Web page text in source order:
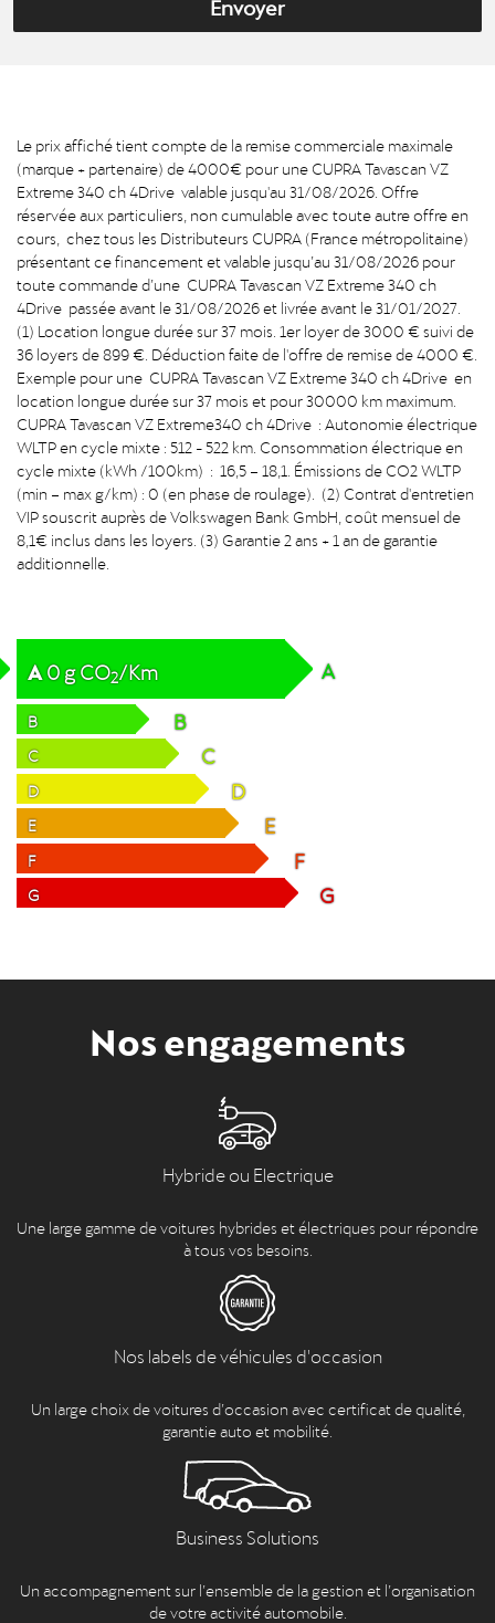
Le prix affiché tient compte de la remise commerciale maximale
(marque + partenaire) de 4000€ pour une CUPRA Tavascan VZ
Extreme 340 ch 4Drive valable jusqu'au 31/08/2026. Offre
réservée aux particuliers, non cumulable avec toute autre offre en
cours, chez tous les Distributeurs CUPRA (France métropolitaine)
présentant ce financement et valable jusqu’au 31/08/2026 pour
toute commande d’une CUPRA Tavascan VZ Extreme 340 ch
4Drive passée avant le 31/08/2026 et livrée avant le 31/01/2027.
(1) Location longue durée sur 37 mois. 1er loyer de 3000 € suivi de
36 loyers de 899 €. Déduction faite de l'offre de remise de 4000 €.
Exemple pour une CUPRA Tavascan VZ Extreme 340 ch 4Drive en
location longue durée sur 37 mois et pour 30000 km maximum.
CUPRA Tavascan VZ Extreme340 ch 4Drive : Autonomie électrique
WLTP en cycle mixte : 512 - 522 km. Consommation électrique en
cycle mixte (kWh /100km) : 16,5 – 18,1. Émissions de CO2 WLTP
(min – max g/km) : 0 (en phase de roulage). (2) Contrat d'entretien
VIP souscrit auprès de Volkswagen Bank GmbH, coût mensuel de
8,1€ inclus dans les loyers. (3) Garantie 2 ans + 1 an de garantie
additionnelle.
A0gCO2/Km A
B B
C C
D D
E E
F F
G G
Nos engagements
Hybride ou Electrique
Une large gamme de voitures hybrides et électriques pour répondre
à tous vos besoins.
Nos labels de véhicules d'occasion
Un large choix de voitures d’occasion avec certificat de qualité,
garantie auto et mobilité.
Business Solutions
Un accompagnement sur l’ensemble de la gestion et l’organisation
de votre activité automobile.